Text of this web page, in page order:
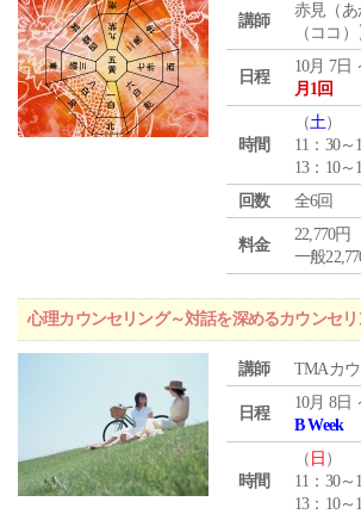
講師
赤見（
（ココ）
日程
10月 7日
月1回
時間
（土）
11：30～
13：10～
回数
全6回
料金
22,770円
一般
心理カウンセリング～対話を深めるカウンセ
講師 TMAカ
日程
10月 8日
B Week
時間
（ 日 ）
11：30～
13：10～